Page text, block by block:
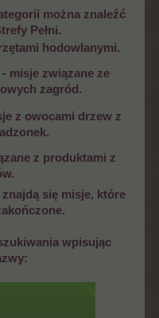
można znaleźć
Pełni.
hodowlanymi.
- misje związane ze
zagród.
z owocami drzew z
z produktami z
się misje, które
wpisując